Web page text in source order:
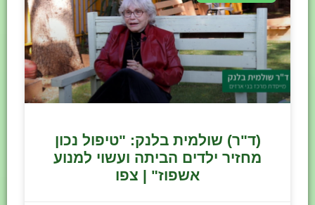
(ד"ר) שולמית בלנק: "טיפול נכון
מחזיר ילדים הביתה ועשוי למנוע
אשפוז" | צפו